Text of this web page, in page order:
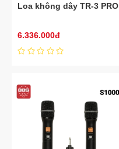
Loa không dây TR-3 PRO
6.336.000đ